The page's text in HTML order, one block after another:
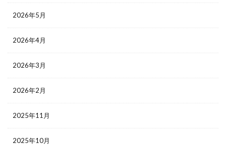
2026年5月
2026年4月
2026年3月
2026年2月
2025年11月
2025年10月